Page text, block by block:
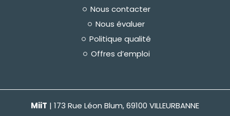
Nous contacter
Nous évaluer
Politique qualité
Offres d’emploi
MiiT | 173 Rue Léon Blum, 69100 VILLEURBANNE